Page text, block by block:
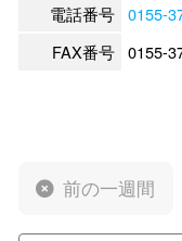
電話番号 0155-
FAX番号 0155-
前の一週間